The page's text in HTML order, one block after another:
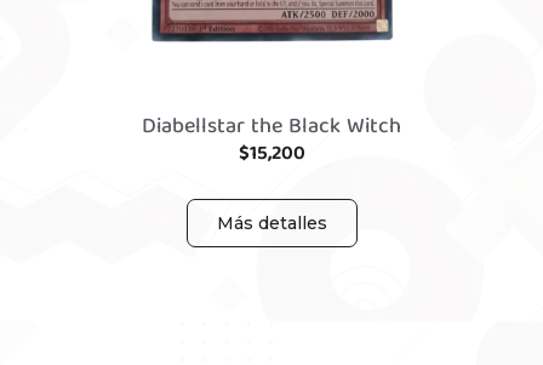
Diabellstar the Black Witch
$15,200
Más detalles